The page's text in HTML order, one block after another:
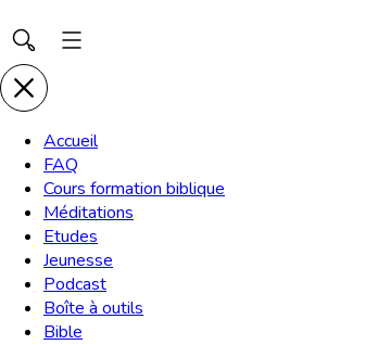
Accueil
FAQ
Cours formation biblique
Méditations
Etudes
Jeunesse
Podcast
Boîte à outils
Bible